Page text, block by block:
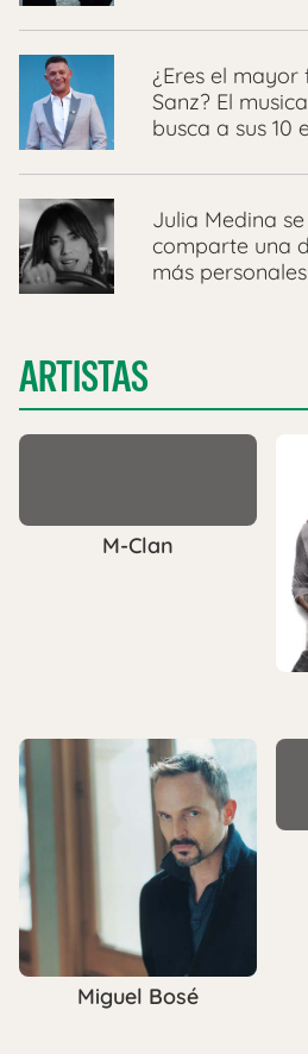
¿Eres el
Sanz? El
busca a sus 10
Julia Medina se
comparte una
más
ARTISTAS
M-Clan
Miguel Bosé